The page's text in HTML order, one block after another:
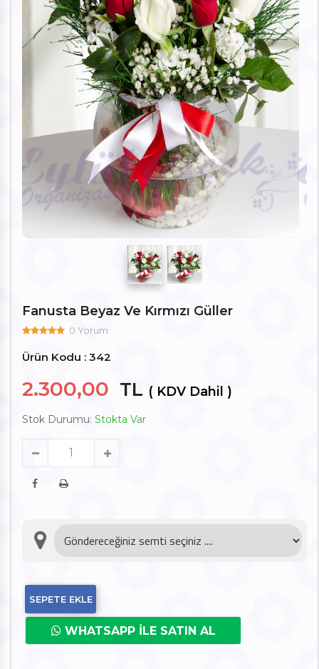
Fanusta Beyaz Ve Kırmızı Güller
0 Yorum
Ürün Kodu : 342
2.300,00 TL ( KDV Dahil )
Stok Durumu: Stokta Var
SEPETE EKLE
WHATSAPP İLE SATIN AL